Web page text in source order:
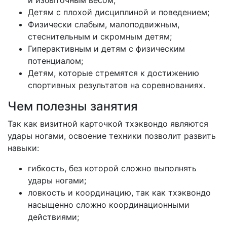
Детям с плохой дисциплиной и поведением;
Физически слабым, малоподвижным,
стеснительным и скромным детям;
Гиперактивным и детям с физическим
потенциалом;
Детям, которые стремятся к достижению
спортивных результатов на соревнованиях.
Чем полезны занятия
Так как визитной карточкой тхэквондо являются
удары ногами, освоение техники позволит развить
навыки:
гибкость, без которой сложно выполнять
удары ногами;
ловкость и координацию, так как тхэквондо
насыщенно сложно координационными
действиями;